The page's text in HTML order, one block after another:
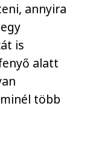
annyira
is
alatt
több